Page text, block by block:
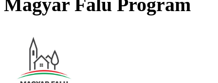
Magyar Falu Program